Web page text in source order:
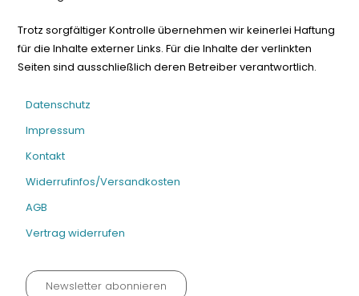
Trotz sorgfältiger Kontrolle übernehmen wir keinerlei Haftung
für die Inhalte externer Links. Für die Inhalte der verlinkten
Seiten sind ausschließlich deren Betreiber verantwortlich.
Datenschutz
Impressum
Kontakt
Widerrufinfos/Versandkosten
AGB
Vertrag widerrufen
Newsletter abonnieren